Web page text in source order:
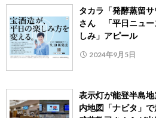
タカラ「発酵蒸留
さん 「平日ニュー
しみ」アピール
2024年9月5日
表示灯が能登半島
内地図「ナビタ」